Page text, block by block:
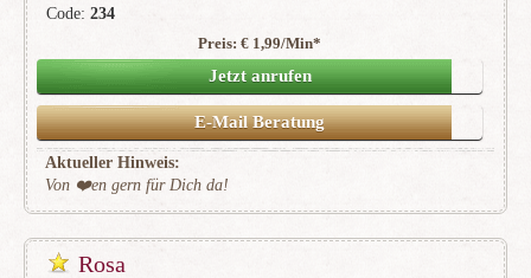
Code: 234
(172)
Preis: € 1,99/Min*
Jetzt anrufen
E-Mail Beratung
Aktueller Hinweis:
Von ❤️en gern für Dich da!
Rosa